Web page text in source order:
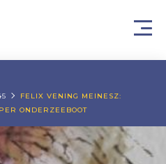
FELIX VENING MEINESZ:
ONDERZEEBOOT